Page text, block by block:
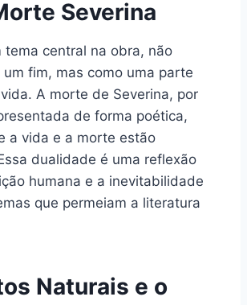
Severina
tema central na obra, não
um fim, mas como uma parte
A morte de Severina, por
de forma poética,
a vida e a morte estão
dualidade é uma reflexão
humana e a inevitabilidade
que permeiam a literatura
Naturais e o